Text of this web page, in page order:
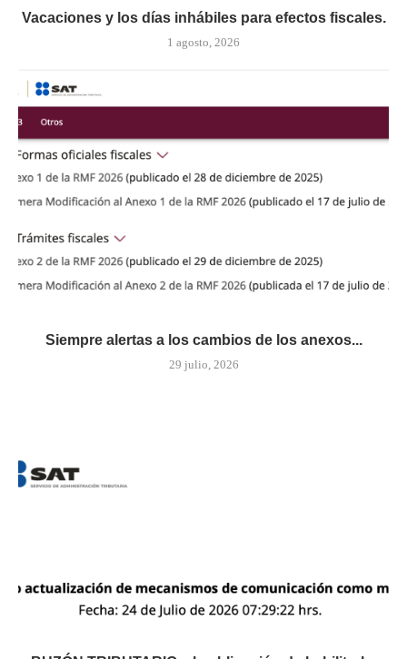
Vacaciones y los días inhábiles para efectos fiscales.
1 agosto, 2026
Siempre alertas a los cambios de los anexos...
29 julio, 2026